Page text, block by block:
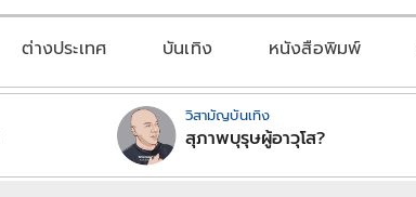
ต่างประเทศ บันเทิง หนังสือพิมพ์
วิสามัญบันเทิง
สุภาพบุรุษผู้อาวุโส?